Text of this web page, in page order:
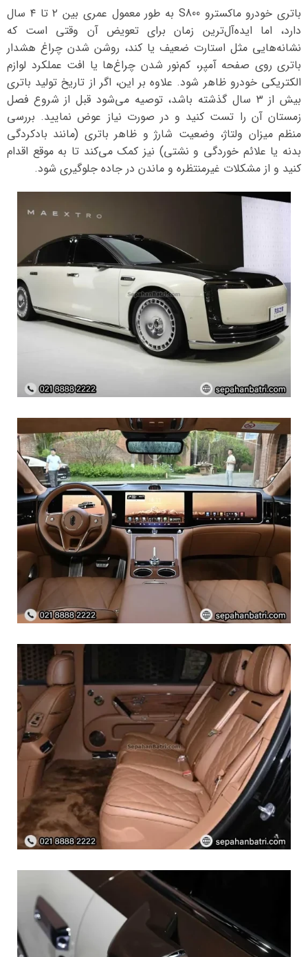
باتری خودرو ماکسترو S800 به طور معمول عمری بین ۲ تا ۴ سال
دارد، اما ایده‌آل‌ترین زمان برای تعویض آن وقتی است که
نشانه‌هایی مثل استارت ضعیف یا کند، روشن شدن چراغ هشدار
باتری روی صفحه آمپر، کم‌نور شدن چراغ‌ها یا افت عملکرد لوازم
الکتریکی خودرو ظاهر شود. علاوه بر این، اگر از تاریخ تولید باتری
بیش از ۳ سال گذشته باشد، توصیه می‌شود قبل از شروع فصل
زمستان آن را تست کنید و در صورت نیاز عوض نمایید. بررسی
منظم میزان ولتاژ، وضعیت شارژ و ظاهر باتری (مانند بادکردگی
بدنه یا علائم خوردگی و نشتی) نیز کمک می‌کند تا به موقع اقدام
کنید و از مشکلات غیرمنتظره و ماندن در جاده جلوگیری شود.